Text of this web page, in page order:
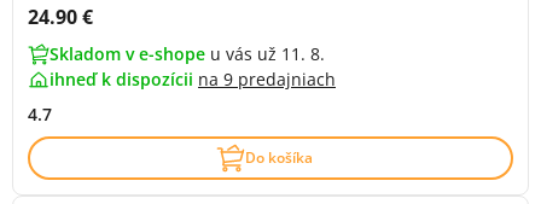
Cena s DPH:
24.90 €
Skladom v e-shope u vás už 11. 8.
ihneď k dispozícii na 9 predajniach
4.7
Do košíka